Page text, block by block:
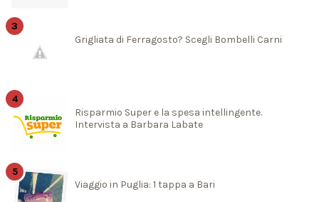
Grigliata di Ferragosto? Scegli Bombelli Carni
Risparmio Super e la spesa intellingente.
Intervista a Barbara Labate
Viaggio in Puglia: 1 tappa a Bari